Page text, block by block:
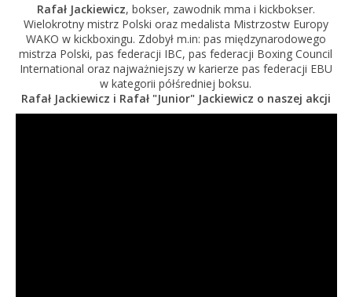
Rafał Jackiewicz, bokser, zawodnik mma i kickbokser.
Wielokrotny mistrz Polski oraz medalista Mistrzostw Europy
WAKO w kickboxingu. Zdobył m.in: pas międzynarodowego
mistrza Polski, pas federacji IBC, pas federacji Boxing Council
International oraz najważniejszy w karierze pas federacji EBU
w kategorii półśredniej boksu.
Rafał Jackiewicz i Rafał "Junior" Jackiewicz o naszej akcji